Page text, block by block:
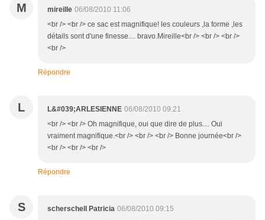
M mireille 06/08/2010 11:06
<br /> <br /> ce sac est magnifique! les couleurs ,la forme ,les
détails sont d'une finesse.... bravo.Mireille<br /> <br /> <br />
<br />
Répondre
L L&#039;ARLESIENNE 06/08/2010 09:21
<br /> <br /> Oh magnifique, oui que dire de plus.... Oui
vraiment magnifique.<br /> <br /> <br /> Bonne journée<br />
<br /> <br /> <br />
Répondre
S scherschell Patricia 06/08/2010 09:15